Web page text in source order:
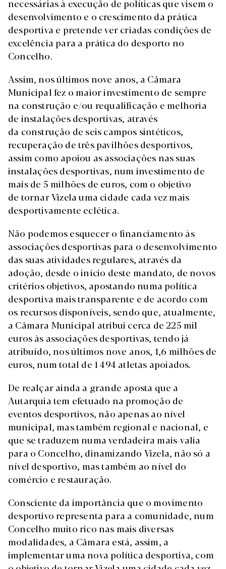
necessárias à execução de políticas que visem o
desenvolvimento e o crescimento da prática
desportiva e pretende ver criadas condições de
excelência para a prática do desporto no
Concelho.
Assim, nos últimos nove anos, a Câmara
Municipal fez o maior investimento de sempre
na construção e/ou requalificação e melhoria
de instalações desportivas, através
da construção de seis campos sintéticos,
recuperação de três pavilhões desportivos,
assim como apoiou as associações nas suas
instalações desportivas, num investimento de
mais de 5 milhões de euros, com o objetivo
de tornar Vizela uma cidade cada vez mais
desportivamente eclética.
Não podemos esquecer o financiamento às
associações desportivas para o desenvolvimento
das suas atividades regulares, através da
adoção, desde o início deste mandato, de novos
critérios objetivos, apostando numa política
desportiva mais transparente e de acordo com
os recursos disponíveis, sendo que, atualmente,
a Câmara Municipal atribui cerca de 225 mil
euros às associações desportivas, tendo já
atribuído, nos últimos nove anos, 1,6 milhões de
euros, num total de 1 494 atletas apoiados.
De realçar ainda a grande aposta que a
Autarquia tem efetuado na promoção de
eventos desportivos, não apenas ao nível
municipal, mas também regional e nacional, e
que se traduzem numa verdadeira mais-valia
para o Concelho, dinamizando Vizela, não só a
nível desportivo, mas também ao nível do
comércio e restauração.
Consciente da importância que o movimento
desportivo representa para a comunidade, num
Concelho muito rico nas mais diversas
modalidades, a Câmara está, assim, a
implementar uma nova política desportiva, com